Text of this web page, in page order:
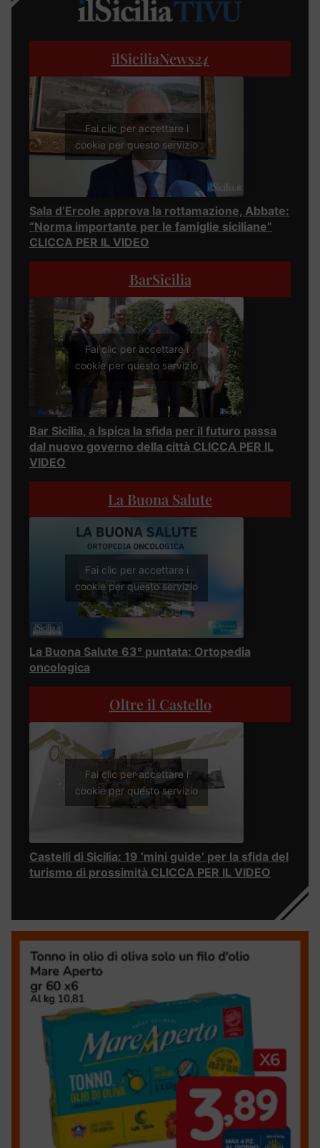
ilSiciliaNews24
Fai clic per accettare i
cookie per questo servizio
Sala d’Ercole approva la rottamazione, Abbate:
“Norma importante per le famiglie siciliane”
CLICCA PER IL VIDEO
BarSicilia
Fai clic per accettare i
cookie per questo servizio
Bar Sicilia, a Ispica la sfida per il futuro passa
dal nuovo governo della città CLICCA PER IL
VIDEO
La Buona Salute
Fai clic per accettare i
cookie per questo servizio
La Buona Salute 63° puntata: Ortopedia
oncologica
Oltre il Castello
Fai clic per accettare i
cookie per questo servizio
Castelli di Sicilia: 19 ‘mini guide’ per la sfida del
turismo di prossimità CLICCA PER IL VIDEO